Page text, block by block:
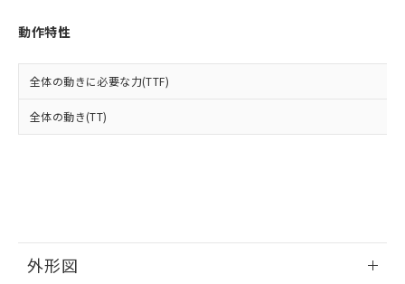
動作特性
全体の動きに必要な力(TTF)
全体の動き(TT)
外形図
引・商談に必要な範囲で利用すること
をご了承ください。
※当社の共同利用者とは、
の共同利用に関して"
の「1.共同利
とができます。
51物質の非含有証明書（当社基準）
欄に対応日を記載しておりました。
既に当社にて対応品への在庫切替を完了